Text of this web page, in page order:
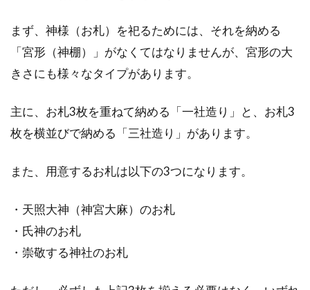
まず、神様（お札）を祀るためには、それを納める
「宮形（神棚）」がなくてはなりませんが、宮形の大
きさにも様々なタイプがあります。
主に、お札3枚を重ねて納める「一社造り」と、お札3
枚を横並びで納める「三社造り」があります。
また、用意するお札は以下の3つになります。
・天照大神（神宮大麻）のお札
・氏神のお札
・崇敬する神社のお札